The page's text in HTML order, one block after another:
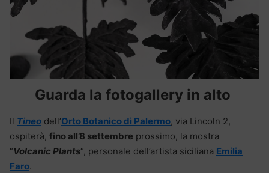
Guarda la fotogallery in alto
Il Tineo dell’Orto Botanico di Palermo, via Lincoln 2,
ospiterà, fino all’8 settembre prossimo, la mostra
“Volcanic Plants“, personale dell’artista siciliana Emilia
Faro.